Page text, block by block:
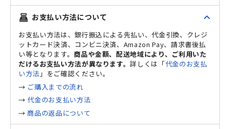
point_of_sale お支払い方法について expand_less
お支払い方法は、銀行振込による先払い、代金引換、クレジ
ットカード決済、コンビニ決済、Amazon Pay、請求書後払
い等となります。商品や金額、配送地域により、ご利用いた
だけるお支払い方法が異なります。詳しくは「代金のお支払
い方法 」をご確認ください。
→ ご購入までの流れ
→代金のお支払い方法
→ 商品の返品について